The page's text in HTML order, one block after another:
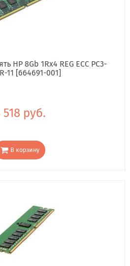
HP 8Gb 1Rx4 REG ECC PC3-
11 [664691-001]
518 руб.
В корзину